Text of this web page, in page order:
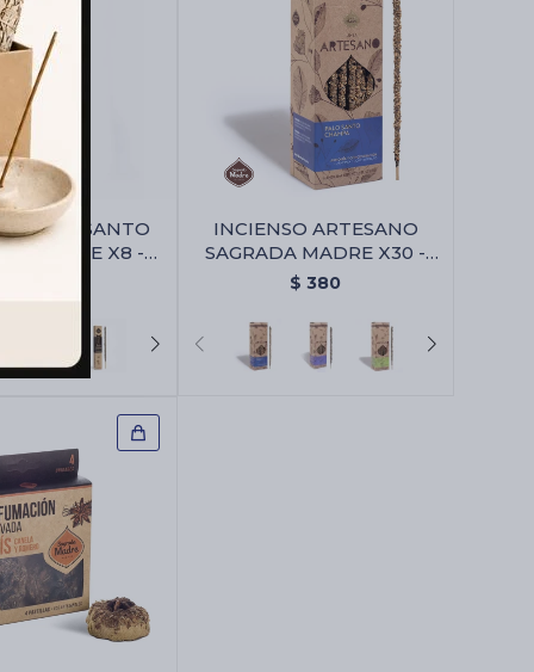
PALO SANTO
MADRE X8 -
INCIENSO ARTESANO
SAGRADA MADRE X30 -
Palo Santo/champa
$ 380